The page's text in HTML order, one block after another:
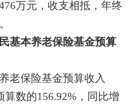
万元 ， 收支相抵，年终
基本养老保险基金预算
老保险基金预算收入
算数的156.92% ，同比增